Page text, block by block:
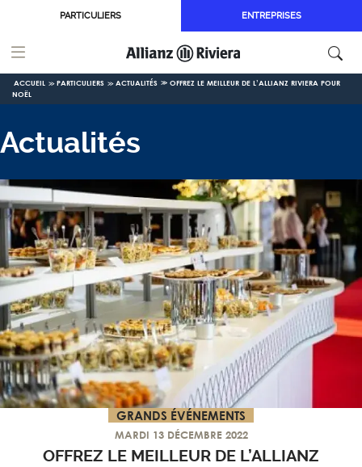
Aller au contenu principal
PARTICULIERS ENTREPRISES
ACCUEIL PARTICULIERS ACTUALITÉS
OFFREZ LE MEILLEUR DE L’ALLIANZ RIVIERA POUR
NOËL
Actualités
GRANDS ÉVÉNEMENTS
MARDI 13 DÉCEMBRE 2022
OFFREZ LE MEILLEUR DE L’ALLIANZ